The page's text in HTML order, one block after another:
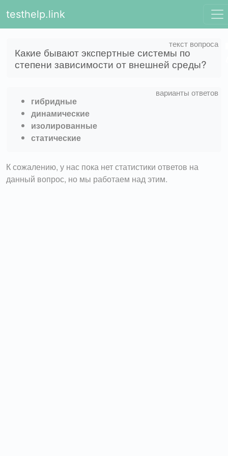
testhelp.link
Какие бывают экспертные системы по
степени зависимости от внешней среды?
гибридные
динамические
изолированные
статические
К сожалению, у нас пока нет статистики ответов на
данный вопрос, но мы работаем над этим.